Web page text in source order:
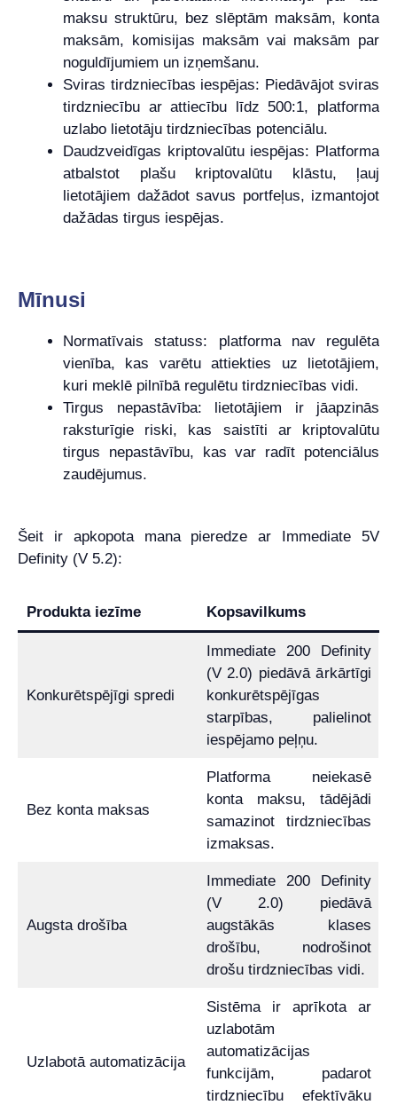
maksu struktūru, bez slēptām maksām, konta
maksām, komisijas maksām vai maksām par
noguldījumiem un izņemšanu.
Sviras tirdzniecības iespējas: Piedāvājot sviras
tirdzniecību ar attiecību līdz 500:1, platforma
uzlabo lietotāju tirdzniecības potenciālu.
Daudzveidīgas kriptovalūtu iespējas: Platforma
atbalstot plašu kriptovalūtu klāstu, ļauj
lietotājiem dažādot savus portfeļus, izmantojot
dažādas tirgus iespējas.
Mīnusi
Normatīvais statuss: platforma nav regulēta
vienība, kas varētu attiekties uz lietotājiem,
kuri meklē pilnībā regulētu tirdzniecības vidi.
Tirgus nepastāvība: lietotājiem ir jāapzinās
raksturīgie riski, kas saistīti ar kriptovalūtu
tirgus nepastāvību, kas var radīt potenciālus
zaudējumus.
Šeit ir apkopota mana pieredze ar Immediate 5V
Definity (V 5.2):
Produkta iezīme Kopsavilkums
Konkurētspējīgi spredi
Immediate 200 Definity
(V 2.0) piedāvā ārkārtīgi
konkurētspējīgas
starpības, palielinot
iespējamo peļņu.
Bez konta maksas
Platforma neiekasē
konta maksu, tādējādi
samazinot tirdzniecības
izmaksas.
Augsta drošība
Immediate 200 Definity
(V 2.0) piedāvā
augstākās klases
drošību, nodrošinot
drošu tirdzniecības vidi.
Uzlabotā automatizācija
Sistēma ir aprīkota ar
uzlabotām
automatizācijas
funkcijām, padarot
tirdzniecību efektīvāku